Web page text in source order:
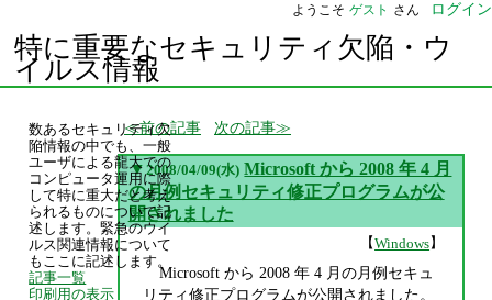
ようこそ ゲスト さん ログイン
特に重要なセキュリティ欠陥・ウ
イルス情報
前の記事 次の記事
▼ 2008/04/09(水) Microsoft から 2008 年 4 月
の月例セキュリティ修正プログラムが公
開されました
【Windows】
Microsoft から 2008 年 4 月の月例セキュ
リティ修正プログラムが公開されました。
数あるセキュリティ欠
陥情報の中でも、一般
ユーザによる龍大での
コンピュータ運用に際
して特に重大だと考え
られるものについて記
述します。緊急のウイ
ルス関連情報について
もここに記述します。
記事一覧
印刷用の表示